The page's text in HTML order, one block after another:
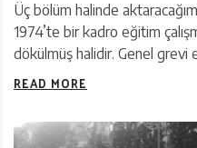
Üç bölüm halinde
1974’te bir kadro eğitim
dökülmüş halidir. Genel grevi
READ MORE